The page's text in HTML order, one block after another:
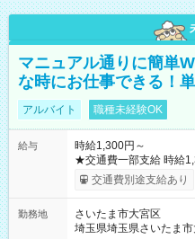
マニュアル通りに簡単
な時にお仕事できる！
アルバイト 職種未経験OK
給与
時給1,300円～
★交通費一部支給 時給1,300円～ ※試験・役割により手当あり
※勤務回数により昇給
り！】 希望される場合
例】 ・河合塾模擬試験
×8時間＝日収10,400円
交通費別途支給あり
勤務地
さいたま市大宮区
埼玉県埼玉県さいたま